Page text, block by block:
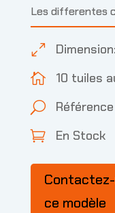
Les differentes
0 Dimension:
 10 tuiles
U
 En Stock
ce modèle